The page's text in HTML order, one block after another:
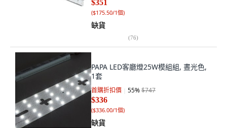
$351
($175.50/1個)
缺貨
(76)
PAPA LED客廳燈25W模組組, 晝光色,
1套
首購折扣價 55%$747
$336
($336.00/1個)
缺貨